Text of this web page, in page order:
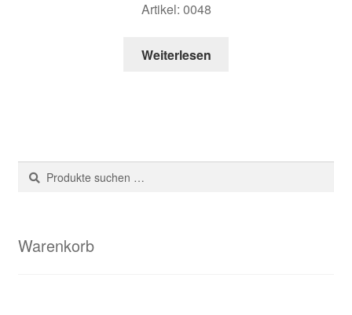
Artikel: 0048
Weiterlesen
Suche
nach:
Suchen
Warenkorb